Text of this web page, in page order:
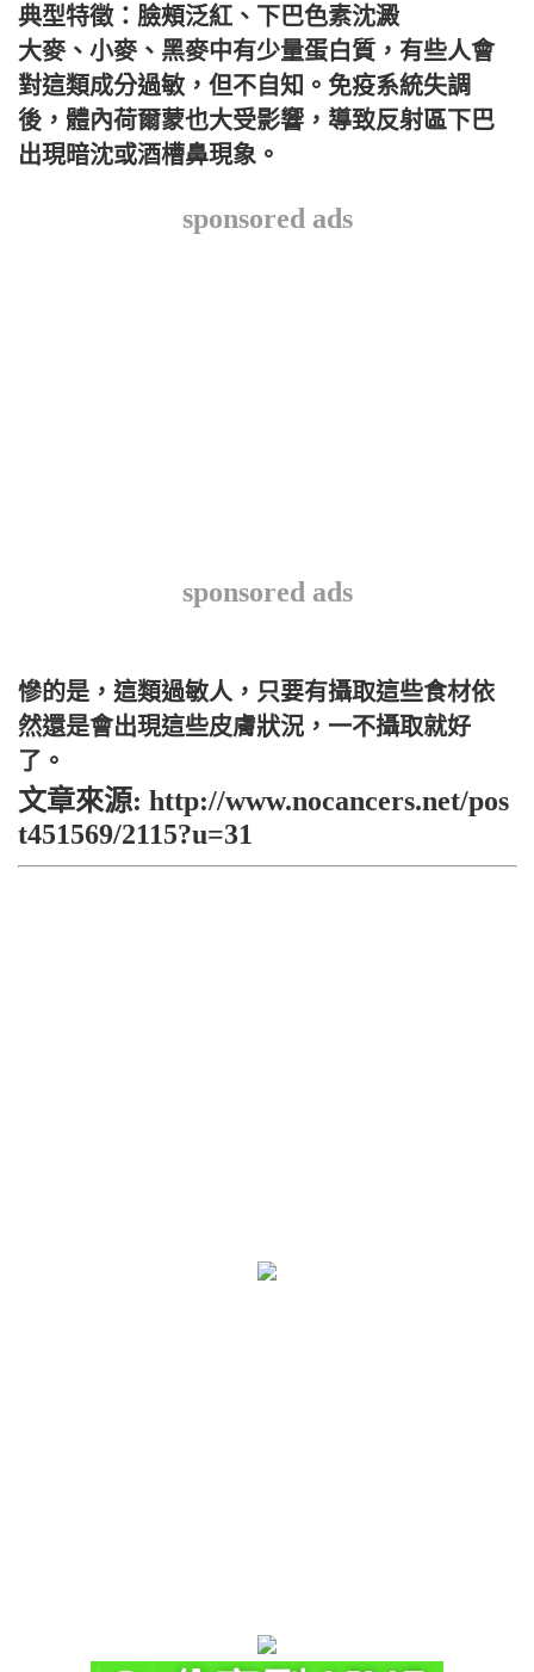
典型特徵：臉頰泛紅、下巴色素沈澱
大麥、小麥、黑麥中有少量蛋白質，有些人會
對這類成分過敏，但不自知。免疫系統失調
後，體內荷爾蒙也大受影響，導致反射區下巴
出現暗沈或酒槽鼻現象。
sponsored ads
sponsored ads
慘的是，這類過敏人，只要有攝取這些食材依
然還是會出現這些皮膚狀況，一不攝取就好
了。
文章來源: http://www.nocancers.net/pos
t451569/2115?u=31